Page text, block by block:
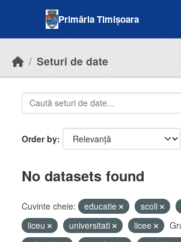
Primăria Timișoara
Seturi de date
Order by
No datasets found
Cuvinte cheie: educatie scoli
liceu
universitati licee